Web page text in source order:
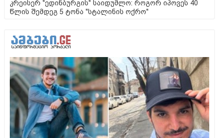
კრეისერ "ედინბურგის" საიდუმლო: როგორ იპოვეს 40
წლის შემდეგ 5 ტონა "სტალინის ოქრო"